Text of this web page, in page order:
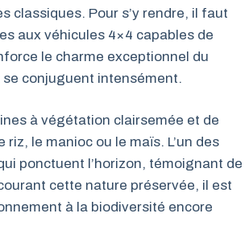
classiques. Pour s’y rendre, il faut
aux véhicules 4×4 capables de
le charme exceptionnel du
conjuguent intensément.
à végétation clairsemée et de
le manioc ou le maïs. L’un des
ponctuent l’horizon, témoignant de
cette nature préservée, il est
à la biodiversité encore